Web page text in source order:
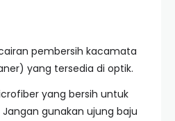
pembersih kacamata
yang tersedia di optik.
yang bersih untuk
gunakan ujung baju